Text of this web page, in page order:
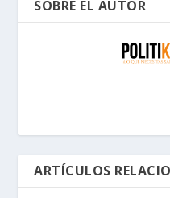
SOBRE EL AUTOR
ARTÍCULOS